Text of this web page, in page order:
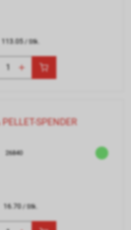
113.05/ Stk.
PELLET-SPENDER
26840
16.70/ Stk.